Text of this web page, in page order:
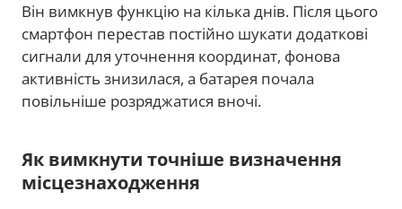
Він вимкнув функцію на кілька днів. Після цього
смартфон перестав постійно шукати додаткові
сигнали для уточнення координат, фонова
активність знизилася, а батарея почала
повільніше розряджатися вночі.
Як вимкнути точніше визначення
місцезнаходження